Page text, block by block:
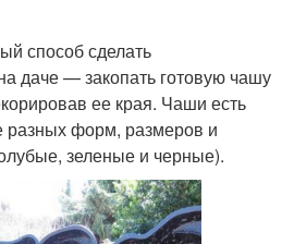
способ сделать
даче — закопать готовую чашу
ее края. Чаши есть
форм, размеров и
зеленые и черные).